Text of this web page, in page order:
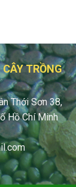
TRỒNG
Thới Sơn 38,
Hồ Chí Minh